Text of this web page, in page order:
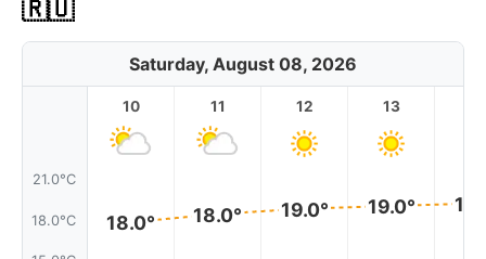
🇷🇺
Saturday, August 08, 2026
21.0°C
18.0°C
10
18.0°
11
18.0°
12
19.0°
13
19.0°